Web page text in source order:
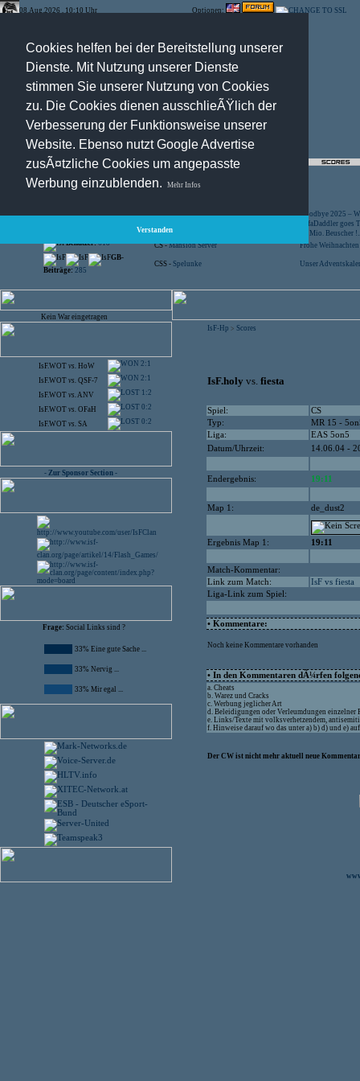
Cookies helfen bei der Bereitstellung unserer
Dienste. Mit Nutzung unserer Dienste
stimmen Sie unserer Nutzung von Cookies
zu. Die Cookies dienen ausschlieÃŸlich der
Verbesserung der Funktionsweise unserer
Website. Ebenso nutzt Google Advertise
zusÃ¤tzliche Cookies um angepasste
Werbung einzublenden.
Mehr Infos
Verstanden
08.Aug.2026 , 10:10 Uhr Optionen:
Besucher:44442931 CS -SniperWar Server
Goodbye 2025 –
SofaDaddler goes
CS -FunYard
40 Mio. Beuscher
Benutzer: 618 CS -Mansion Server
Frohe
GB-
Beiträge: 285
CSS - Spelunke Unser
Kein War eingetragen
IsF.WOT vs. HoW 2:1
IsF.WOT vs. QSF-7 2:1
IsF.WOT vs.ANV 1:2
IsF.WOT vs. OFaH 0:2
IsF.WOT vs. SA 0:2
- Zur Sponsor Section -
Frage: Social Links sind ?
33% Eine gute Sache ...
33% Nervig ...
33% Mir egal ...
IsF-Hp > Scores
IsF.holy vs. fiesta
Spiel:
CS
Typ:
MR 15 -
Liga:
EAS 5on5
Datum/Uhrzeit:
14.06.04 -
Endergebnis: 19:11
Map 1: de_dust2
Ergebnis Map 1: 19:11
Match-Kommentar:
Link zum Match:
IsF vs fiesta
Liga-Link zum Spiel:
• Kommentare:
Noch keine Kommentare vorhanden
• In den Kommentaren dÃ¼rfen
a. Cheats
b. Warez und Cracks
c. Werbung jeglicher Art
d. Beleidigungen oder Verleumdungen einzelner
e. Links/Texte mit volksverhetzendem,
f. Hinweise darauf wo das unter a) b) d) und e)
Der CW ist nicht mehr aktuell neue